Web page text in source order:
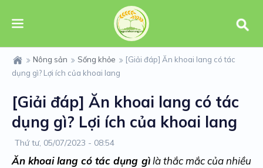
Nông sản Sống khỏe
[Giải đáp] Ăn khoai lang có tác
dụng gì? Lợi ích của khoai lang
[Giải đáp] Ăn khoai lang có tác
dụng gì? Lợi ích của khoai lang
Thứ tư, 05/07/2023 - 08:54
Ăn khoai lang có tác dụng gìlà thắc mắc của nhiều